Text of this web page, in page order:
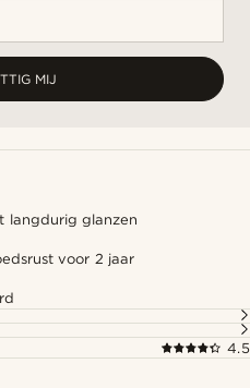
MIJ
langdurig glanzen
voor 2 jaar
4.5